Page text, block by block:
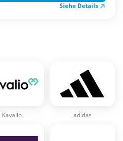
Siehe Details
Kavalio adidas